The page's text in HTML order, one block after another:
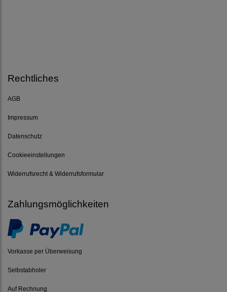
Rechtliches
AGB
Impressum
Datenschutz
Cookieeinstellungen
Widerrufsrecht & Widerrufsformular
Zahlungsmöglichkeiten
Vorkasse per Überweisung
Selbstabholer
Auf Rechnung